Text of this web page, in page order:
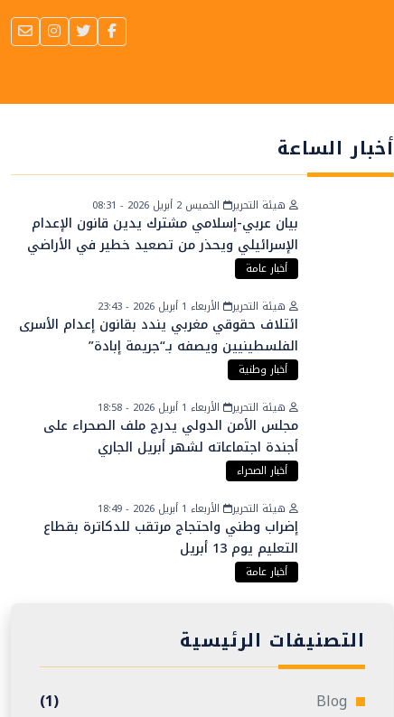
أخبار الساعة
هيئة التحرير الخميس 2 أبريل 2026 - 08:31
بيان عربي-إسلامي مشترك يدين قانون الإعدام
الإسرائيلي ويحذر من تصعيد خطير في الأراضي
الفلسطينية
أخبار عامة
هيئة التحرير
الأربعاء 1 أبريل 2026 - 23:43
ائتلاف حقوقي مغربي يندد بقانون إعدام الأسرى
الفلسطينيين ويصفه بـ“جريمة إبادة”
أخبار وطنية
هيئة التحرير
الأربعاء 1 أبريل 2026 - 18:58
مجلس الأمن الدولي يدرج ملف الصحراء على
أجندة اجتماعاته لشهر أبريل الجاري
أخبار الصحراء
هيئة التحرير
الأربعاء 1 أبريل 2026 - 18:49
إضراب وطني واحتجاج مرتقب للدكاترة بقطاع
التعليم يوم 13 أبريل
أخبار عامة
التصنيفات الرئيسية
Blog
(1)